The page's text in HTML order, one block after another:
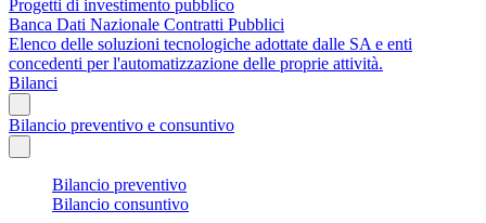
Progetti di investimento pubblico
Banca Dati Nazionale Contratti Pubblici
Elenco delle soluzioni tecnologiche adottate dalle SA e enti
concedenti per l'automatizzazione delle proprie attività.
Bilanci
Bilancio preventivo e consuntivo
Bilancio preventivo
Bilancio consuntivo